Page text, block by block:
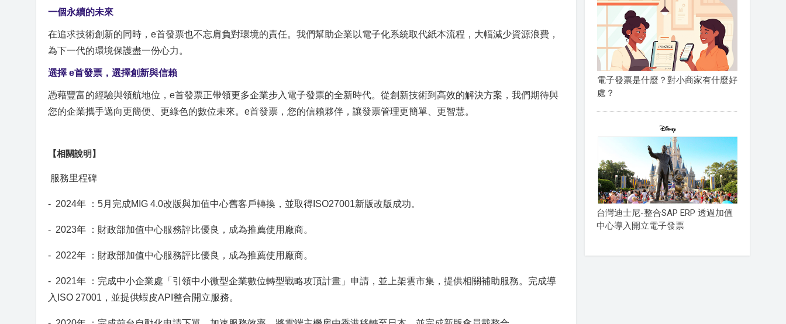
一個永續的未來
在追求技術創新的同時，e首發票也不忘肩負對環境的責任。我們幫助企業以電子化系統取代紙本流程，大幅減少資源浪費，
為下一代的環境保護盡一份心力。
選擇 e首發票，選擇創新與信賴
憑藉豐富的經驗與領航地位，e首發票正帶領更多企業步入電子發票的全新時代。從創新技術到高效的解決方案，我們期待與
您的企業攜手邁向更簡便、更綠色的數位未來。e首發票，您的信賴夥伴，讓發票管理更簡單、更智慧。
【相關說明】
服務里程碑
- 2024年 ：5月完成MIG 4.0改版與加值中心舊客戶轉換，並取得ISO27001新版改版成功。
- 2023年 ：財政部加值中心服務評比優良，成為推薦使用廠商。
- 2022年 ：財政部加值中心服務評比優良，成為推薦使用廠商。
- 2021年 ：完成中小企業處「引領中小微型企業數位轉型戰略攻頂計畫」申請，並上架雲市集，提供相關補助服務。完成導
入ISO 27001，並提供蝦皮API整合開立服務。
電子發票是什麼？對小商家有什麼好
處？
台灣迪士尼-整合SAP ERP 透過加值
中心導入開立電子發票